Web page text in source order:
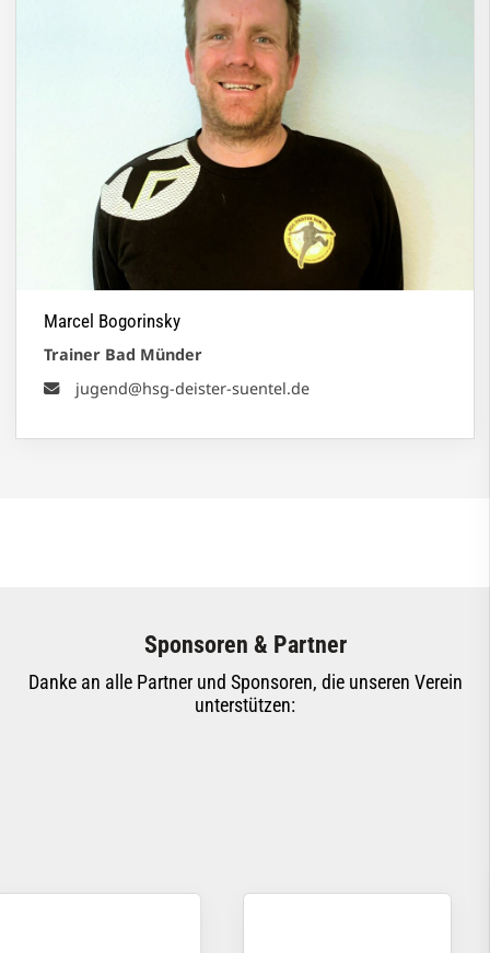
Marcel Bogorinsky
Trainer Bad Münder
jugend@hsg-deister-suentel.de
Sponsoren & Partner
Danke an alle Partner und Sponsoren, die unseren Verein
unterstützen: